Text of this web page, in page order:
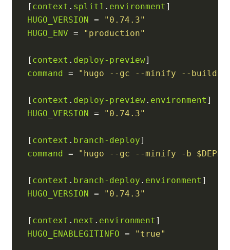
[ context . split1 . environment ]
HUGO_VERSION =
"0.74.3"
HUGO_ENV = "production"
[ context . deploy-preview]
command = "hugo --gc --minify --
[ context . deploy-preview. environment ]
HUGO_VERSION = "0.74.3"
[ context . branch-deploy]
command = "hugo --gc --minify -b
[ context . branch-deploy . environment ]
HUGO_VERSION = "0.74.3"
[ context . next . environment ]
HUGO_ENABLEGITINFO = "true"